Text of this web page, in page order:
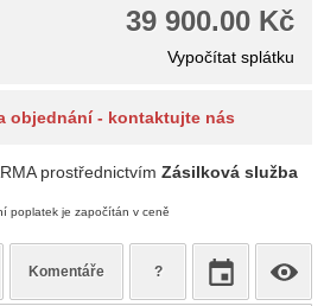
39 900.00 Kč
Vypočítat splátku
objednání - kontaktujte nás
prostřednictvím Zásilková služba
poplatek je započítán v ceně
Komentáře ?